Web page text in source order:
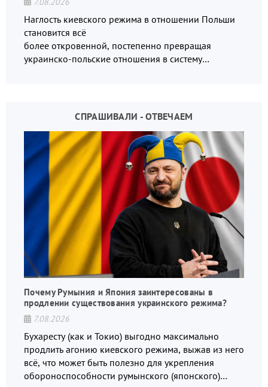
Наглость киевского режима в отношении Польши
становится всё
более откровенной, постепенно превращая
украинско-польские отношения в систему
СПРАШИВАЛИ - ОТВЕЧАЕМ
Почему Румыния и Япония заинтересованы в
продлении существования украинского режима?
7.08.2026
Бухаресту (как и Токио) выгодно максимально
продлить агонию киевского режима, выжав из него
всё, что может быть полезно для укрепления
обороноспособности румынского (японского)